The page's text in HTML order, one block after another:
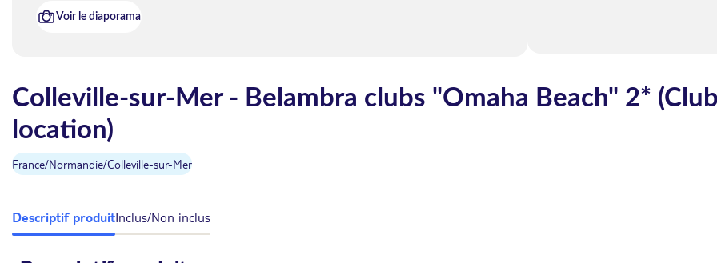
Voir le diaporama
Colleville-sur-Mer - Belambra clubs "Omaha Beach" 2*
location)
France/Normandie/Colleville-sur-Mer
Descriptif produitInclus/Non inclus